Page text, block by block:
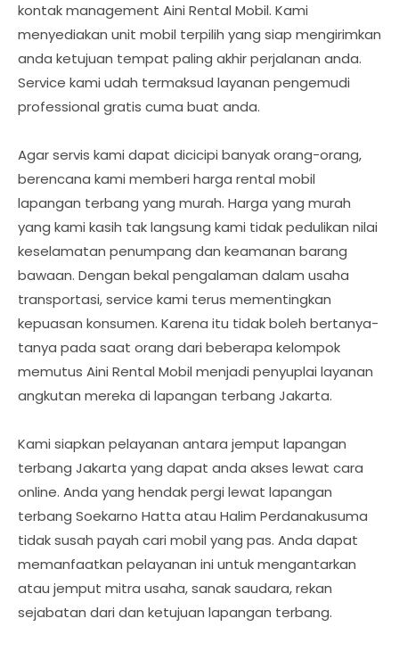
kontak management Aini Rental Mobil. Kami
menyediakan unit mobil terpilih yang siap mengirimkan
anda ketujuan tempat paling akhir perjalanan anda.
Service kami udah termaksud layanan pengemudi
professional gratis cuma buat anda.
Agar servis kami dapat dicicipi banyak orang-orang,
berencana kami memberi harga rental mobil
lapangan terbang yang murah. Harga yang murah
yang kami kasih tak langsung kami tidak pedulikan nilai
keselamatan penumpang dan keamanan barang
bawaan. Dengan bekal pengalaman dalam usaha
transportasi, service kami terus mementingkan
kepuasan konsumen. Karena itu tidak boleh bertanya-
tanya pada saat orang dari beberapa kelompok
memutus Aini Rental Mobil menjadi penyuplai layanan
angkutan mereka di lapangan terbang Jakarta.
Kami siapkan pelayanan antara jemput lapangan
terbang Jakarta yang dapat anda akses lewat cara
online. Anda yang hendak pergi lewat lapangan
terbang Soekarno Hatta atau Halim Perdanakusuma
tidak susah payah cari mobil yang pas. Anda dapat
memanfaatkan pelayanan ini untuk mengantarkan
atau jemput mitra usaha, sanak saudara, rekan
sejabatan dari dan ketujuan lapangan terbang.